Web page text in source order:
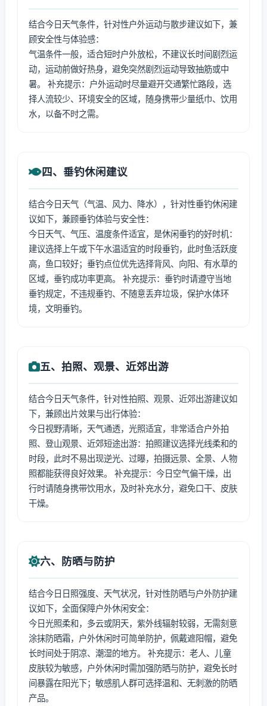
结合今日天气条件，针对性户外运动与散步建议如下，兼
顾安全性与体验感：
气温条件一般，适合短时户外放松，不建议长时间剧烈运
动，运动前做好热身，避免突然剧烈运动导致抽筋或中
暑。 补充提示：户外运动时尽量避开交通繁忙路段，选
择人流较少、环境安全的区域，随身携带少量纸巾、饮用
水，以备不时之需。
四、垂钓休闲建议
结合今日天气（气温、风力、降水），针对性垂钓休闲建
议如下，兼顾垂钓体验与安全性：
今日天气、气压、温度条件适宜，是休闲垂钓的好时机：
建议选择上午或下午水温适宜的时段垂钓，此时鱼活跃度
高，鱼口较好；垂钓点位优先选择背风、向阳、有水草的
区域，垂钓成功率更高。 补充提示：垂钓时请遵守当地
垂钓规定，不违规垂钓、不随意丢弃垃圾，保护水体环
境，文明垂钓。
五、拍照、观景、近郊出游
结合今日天气条件，针对性拍照、观景、近郊出游建议如
下，兼顾出片效果与出行体验：
今日视野清晰，天气通透，光照适宜，非常适合户外拍
照、登山观景、近郊短途出游：拍照建议选择光线柔和的
时段，此时不易出现逆光、过曝，拍摄远景、全景、人物
照都能获得良好效果。 补充提示：今日空气偏干燥，出
行时请随身携带饮用水，及时补充水分，避免口干、皮肤
干燥。
六、防晒与防护
结合今日日照强度、天气状况，针对性防晒与户外防护建
议如下，全面保障户外休闲安全：
今日光照柔和，多云或阴天，紫外线辐射较弱，无需刻意
涂抹防晒霜，户外休闲时可简单防护，佩戴遮阳帽，避免
长时间处于阴凉、潮湿的地方。 补充提示：老人、儿童
皮肤较为敏感，户外休闲时需加强防晒与防护，避免长时
间暴露在阳光下；敏感肌人群可选择温和、无刺激的防晒
产品。